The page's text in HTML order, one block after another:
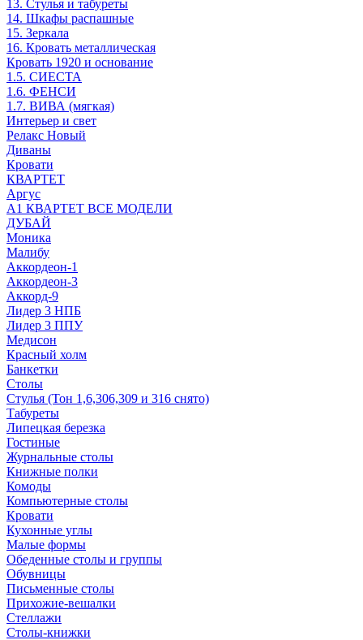
13. Стулья и табуреты
14. Шкафы распашные
15. Зеркала
16. Кровать металлическая
Кровать 1920 и основание
1.5. СИЕСТА
1.6. ФЕНСИ
1.7. ВИВА (мягкая)
Интерьер и свет
Релакс Новый
Диваны
Кровати
КВАРТЕТ
Аргус
А1 КВАРТЕТ ВСЕ МОДЕЛИ
ДУБАЙ
Моника
Малибу
Аккордеон-1
Аккордеон-3
Аккорд-9
Лидер 3 НПБ
Лидер 3 ППУ
Медисон
Красный холм
Банкетки
Столы
Стулья (Тон 1,6,306,309 и 316 снято)
Табуреты
Липецкая березка
Гостиные
Журнальные столы
Книжные полки
Комоды
Компьютерные столы
Кровати
Кухонные углы
Малые формы
Обеденные столы и группы
Обувницы
Письменные столы
Прихожие-вешалки
Стеллажи
Столы-книжки